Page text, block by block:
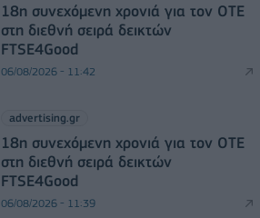
18η συνεχόμενη χρονιά για τον ΟΤΕ
στη διεθνή σειρά δεικτών
FTSE4Good
06/08/2026 - 11:42
advertising.gr
18η συνεχόμενη χρονιά για τον ΟΤΕ
στη διεθνή σειρά δεικτών
FTSE4Good
06/08/2026 - 11:39